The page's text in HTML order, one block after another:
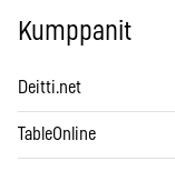
Kumppanit
Deitti.net
TableOnline